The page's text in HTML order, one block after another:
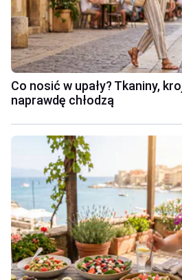
Co nosić w upały? Tkaniny,
naprawdę chłodzą